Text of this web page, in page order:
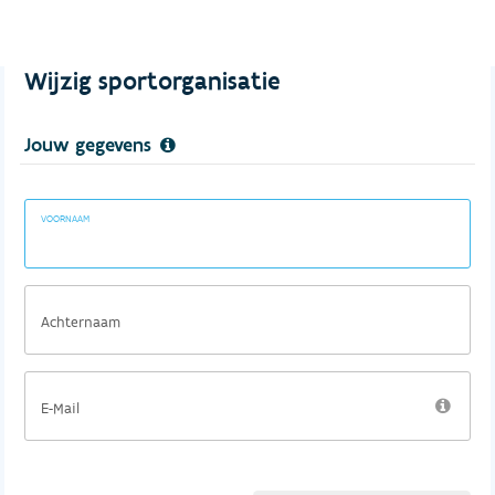
Wijzig sportorganisatie
Jouw gegevens
VOORNAAM
Achternaam
E-Mail